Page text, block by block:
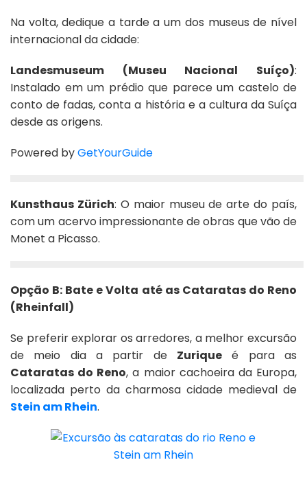
Na volta, dedique a tarde a um dos museus de nível
internacional da cidade:
Landesmuseum (Museu Nacional Suíço):
Instalado em um prédio que parece um castelo de
conto de fadas, conta a história e a cultura da Suíça
desde as origens.
Powered byGetYourGuide
Kunsthaus Zürich: O maior museu de arte do país,
com um acervo impressionante de obras que vão de
Monet a Picasso.
Opção B: Bate e Volta até as Cataratas do Reno
(Rheinfall)
Se preferir explorar os arredores, a melhor excursão
de meio dia a partir de Zurique é para as
Cataratas do Reno, a maior cachoeira da Europa,
localizada perto da charmosa cidade medieval de
Stein am Rhein.